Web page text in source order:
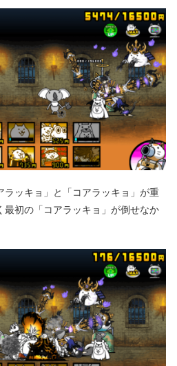
ラッキョ」と「コアラッキョ」が重
最初の「コアラッキョ」が倒せなか